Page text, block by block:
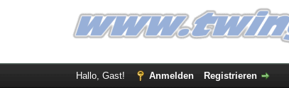
Hallo, Gast! Anmelden Registrieren